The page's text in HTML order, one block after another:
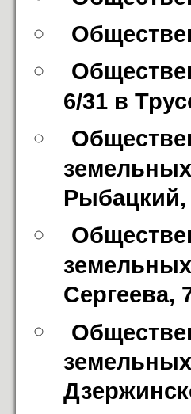
6/31 в
Рыбацкий,
Сергеева,